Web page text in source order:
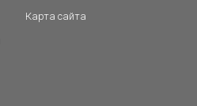
Карта сайта